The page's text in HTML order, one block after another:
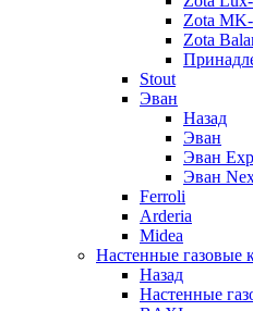
Zota
Zota
Stout
Эван
Назад
Эван
Эван
Эван
Ferroli
Arderia
Midea
Настенные газовые
Назад
Настенные